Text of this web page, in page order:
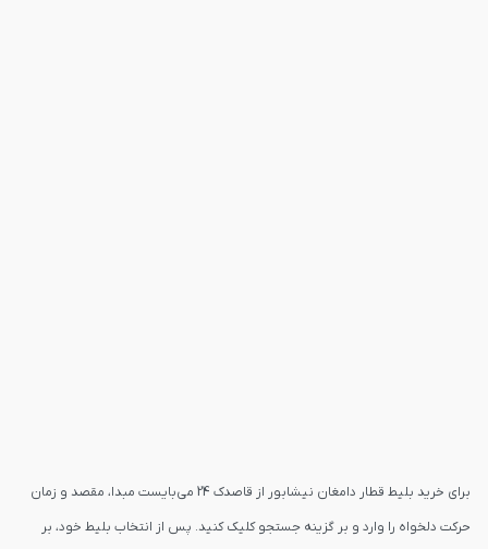
برای خرید بلیط قطار دامغان نیشابور از قاصدک 24 می‌بایست مبدا، مقصد و زمان
حرکت دلخواه را وارد و بر گزینه جستجو کلیک کنید. پس از انتخاب بلیط خود، بر